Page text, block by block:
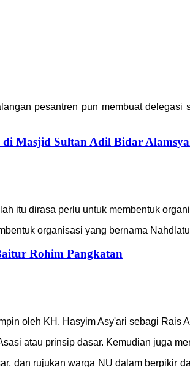
pesantren pun membuat
Masjid Sultan Adil Bidar
itu dirasa perlu untuk membentuk
organisasi yang bernama
Rohim Pangkatan
oleh KH. Hasyim Asy'ari sebagi Rais
atau prinsip dasar. Kemudian juga
dan rujukan warga NU dalam berpikir